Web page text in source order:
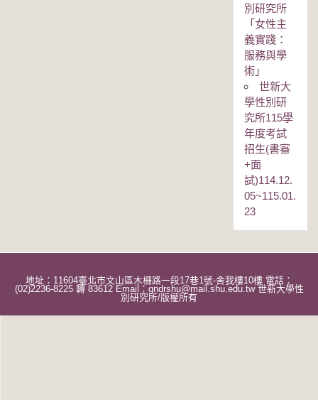
別研究所
「女性主
義實踐：
服務與學
術」
世新大
學性別研
究所115學
年度考試
招生(書審
+面
試)114.12.
05~115.01.
23
地址：11604臺北市文山區木柵路一段17巷1號-舍我樓10樓 電話：
(02)2236-8225 轉 83612 Email：gndrshu@mail.shu.edu.tw 世新大學性
別研究所/版權所有